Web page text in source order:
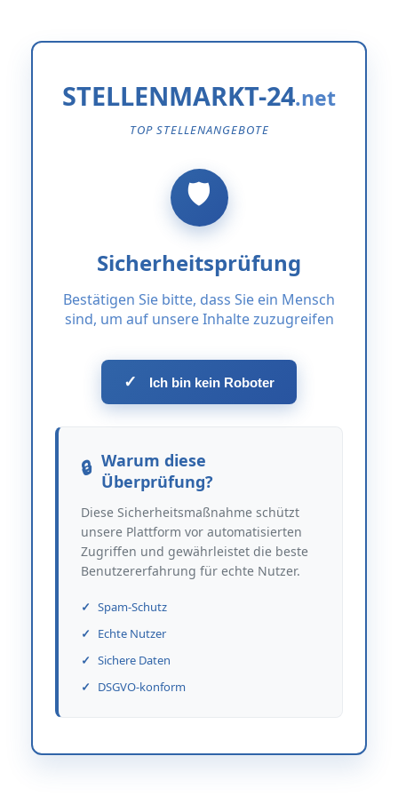
STELLENMARKT-24
TOP STELLENANGEBOTE
Sicherheitsprüfung
Bestätigen Sie bitte, dass Sie ein Mensch
sind, um auf unsere Inhalte zuzugreifen
✓ Ich bin kein Roboter
Warum diese
Überprüfung?
Diese Sicherheitsmaßnahme schützt
unsere Plattform vor automatisierten
Zugriffen und gewährleistet die beste
Benutzererfahrung für echte Nutzer.
Spam-Schutz
Echte Nutzer
Sichere Daten
DSGVO-konform